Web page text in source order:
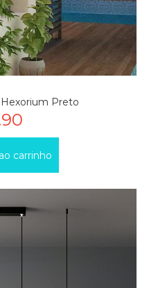
Preto
carrinho